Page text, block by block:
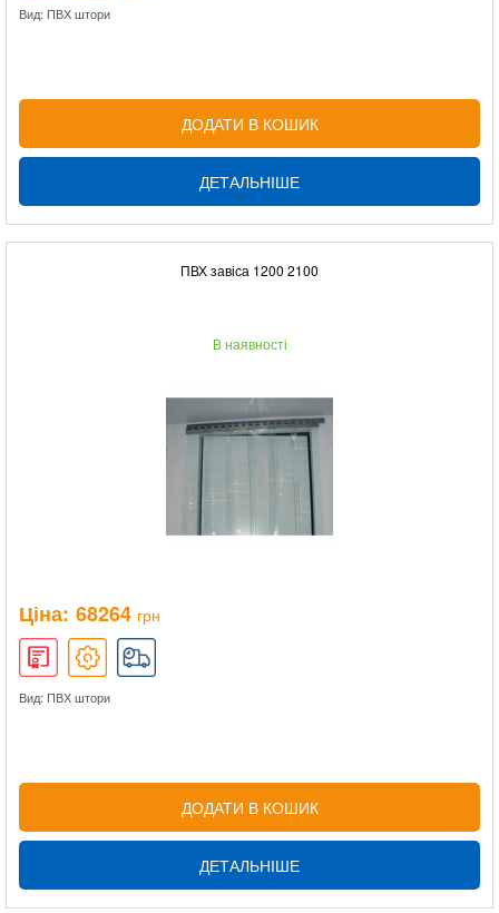
Вид: ПВХ штори
ДОДАТИ В КОШИК
ДЕТАЛЬНІШЕ
ПВХ завіса 1200 2100
В наявності
Ціна: 68264 грн
Вид: ПВХ штори
ДОДАТИ В КОШИК
ДЕТАЛЬНІШЕ